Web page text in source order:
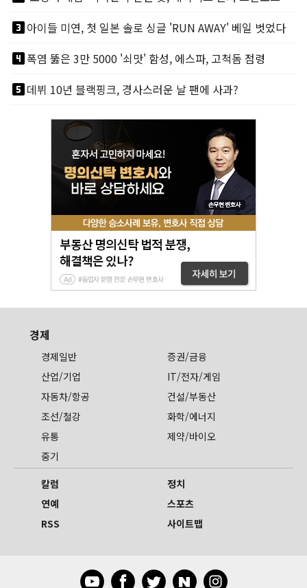
looks_3아이들 미연, 첫 일본 솔로 싱글 'RUN AWAY' 베일 벗었다
looks_4폭염 뚫은 3만 5000 '쇠맛' 함성, 에스파, 고척돔 점령
looks_5데뷔 10년 블랙핑크, 경사스러운 날 팬에 사과?
경제
경제일반
증권/금융
산업/기업
IT/전자/게임
자동차/항공
건설/부동산
조선/철강
화학/에너지
유통
제약/바이오
중기
칼럼
정치
연예
스포츠
RSS
사이트맵